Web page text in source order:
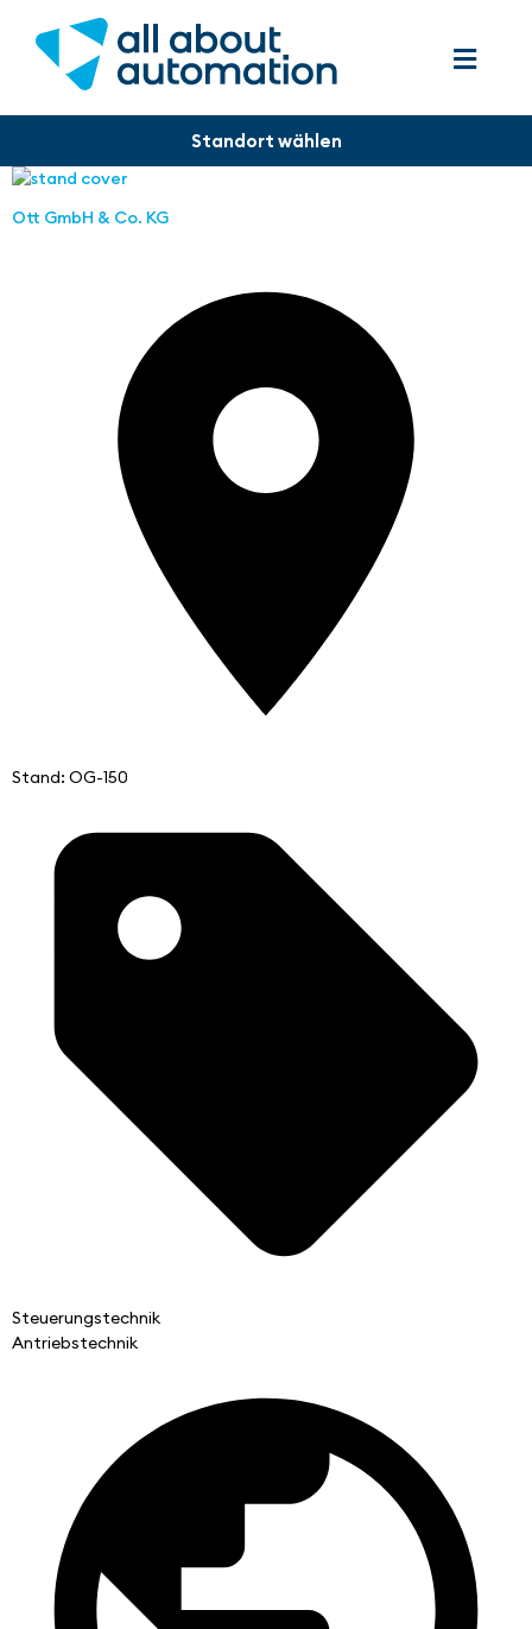
Ott GmbH & Co. KG
Stand: OG-150
Steuerungstechnik
Antriebstechnik